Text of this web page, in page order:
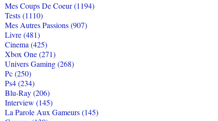
Mes Coups De Coeur (1194)
Tests (1110)
Mes Autres Passions (907)
Livre (481)
Cinema (425)
Xbox One (271)
Univers Gaming (268)
Pc (250)
Ps4 (234)
Blu-Ray (206)
Interview (145)
La Parole Aux Gameurs (145)